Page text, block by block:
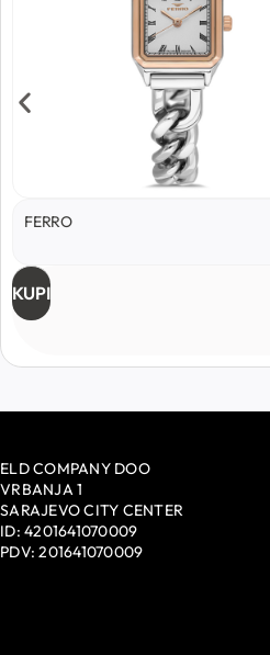
FERRO
KUPI
ELD COMPANY DOO
VRBANJA 1
SARAJEVO CITY CENTER
ID: 4201641070009
PDV: 201641070009